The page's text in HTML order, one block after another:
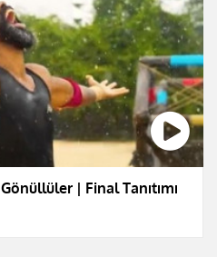
| Final Tanıtımı